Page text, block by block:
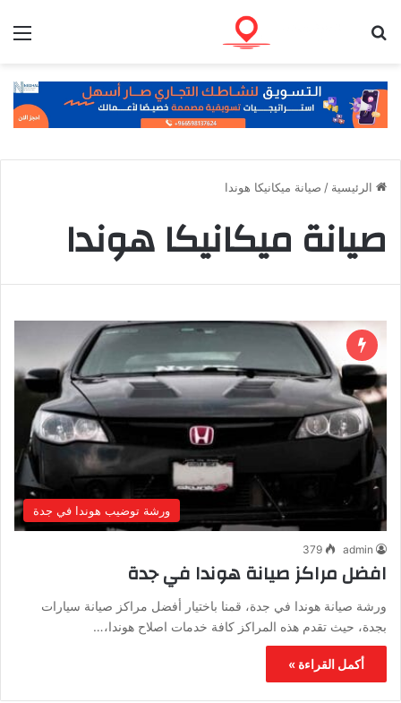
الرئيسية / صيانة ميكانيكا هوندا
صيانة ميكانيكا هوندا
ورشة توضيب هوندا في جدة
admin
379
افضل مراكز صيانة هوندا في جدة
ورشة صيانة هوندا في جدة، قمنا باختيار أفضل مراكز صيانة سيارات
بجدة، حيث تقدم هذه المراكز كافة خدمات اصلاح هوندا،…
أكمل القراءة »